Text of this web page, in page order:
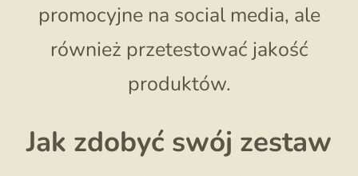
promocyjne na social media, ale
również przetestować jakość
produktów.
Jak zdobyć swój zestaw